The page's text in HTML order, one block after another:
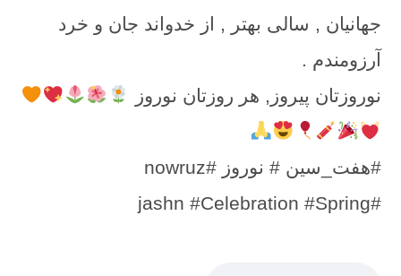
جهانیان , سالی بهتر , از خدواند جان و خرد
آرزومندم .
نوروزتان پیروز, هر روزتان نوروز
#هفت_سین # نوروز #nowruz
#jashn #Celebration #Spring